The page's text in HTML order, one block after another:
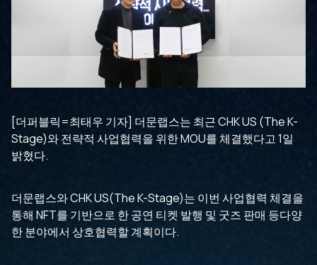
[더퍼블릭=최태우 기자] 더문랩스는 최근 CHK US (The K-
Stage)와 전략적 사업협력을 위한 MOU를 체결했다고 1일
밝혔다.
더문랩스와 CHK US(The K-Stage)는 이번 사업협력 체결을
통해 NFT를 기반으로 한 공연 티켓 발행 및 굿즈 판매 등다양
한 분야에서 상호협력할 계획이다.